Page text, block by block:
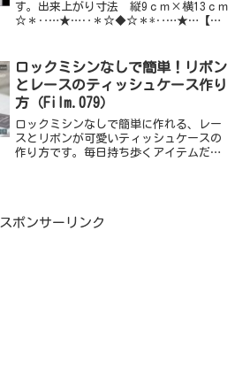
す。出来上がり寸法 縦9ｃｍ×横13ｃｍ
☆＊‥…★…‥＊☆◆☆＊*‥…★…【型
すぐにお使い頂けます。ご自宅のプリン
タでの印刷の...
ロックミシンなしで簡単！リボン
とレースのティッシュケース作り
方（Film.079）
ロックミシンなしで簡単に作れる、レー
スとリボンが可愛いティッシュケースの
作り方です。毎日持ち歩くアイテムだか
スポンサーリンク